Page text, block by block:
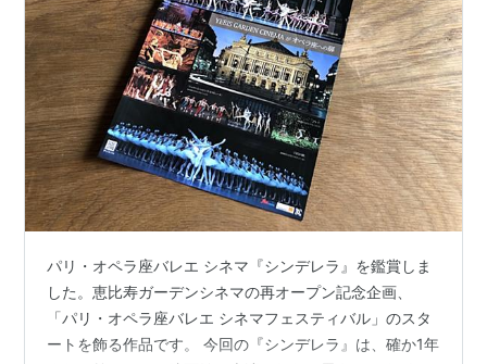
パリ・オペラ座バレエ シネマ『シンデレラ』を鑑賞しま
した。恵比寿ガーデンシネマの再オープン記念企画、
「パリ・オペラ座バレエ シネマフェスティバル」のスタ
ートを飾る作品です。 今回の『シンデレラ』は、確か1年